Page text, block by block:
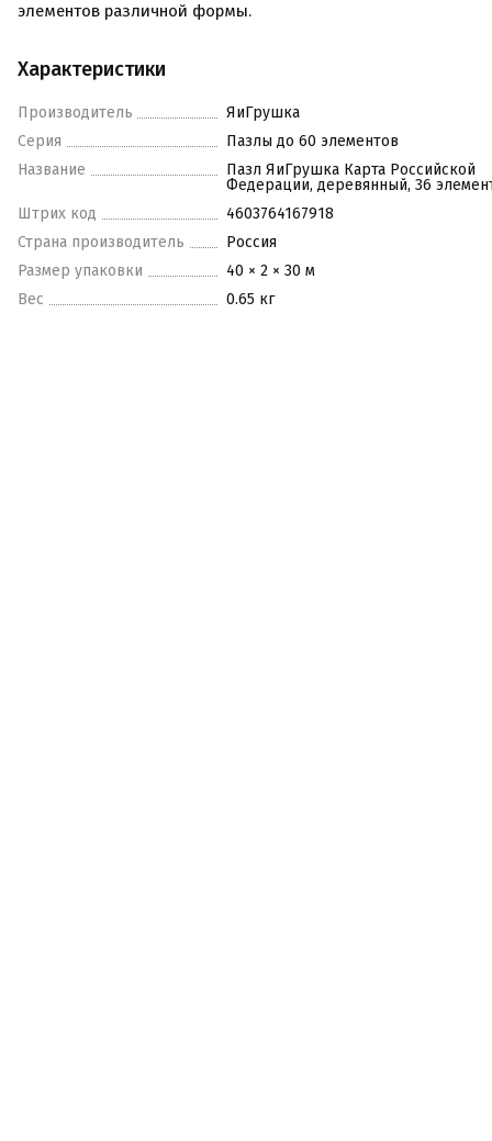
элементов различной формы.
Характеристики
Производитель
ЯиГрушка
Серия
Пазлы до 60 элементов
Название
Пазл ЯиГрушка Карта Российской
Федерации, деревянный, 36
Штрих код
4603764167918
Страна производитель
Россия
Размер упаковки
40 × 2 × 30 м
Вес
0.65 кг